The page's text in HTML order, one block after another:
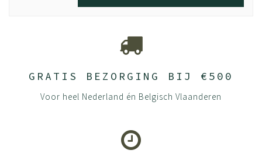
GRATIS BEZORGING BIJ €500
Voor heel Nederland én Belgisch Vlaanderen